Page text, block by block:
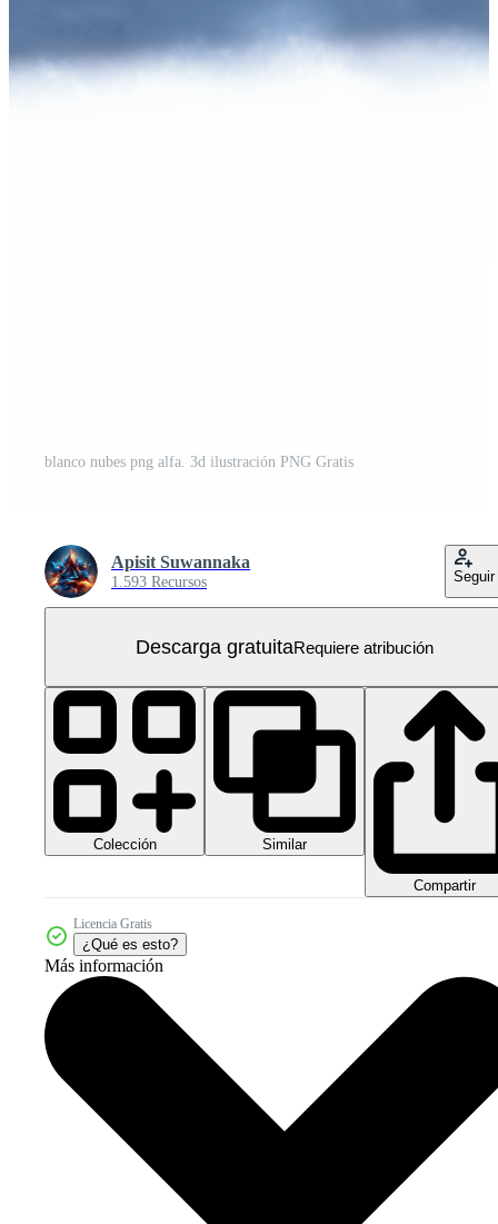
blanco nubes png alfa. 3d ilustración PNG Gratis
Apisit Suwannaka
1.593 Recursos Seguir
Descarga gratuitaRequiere atribución
Colección Similar
Compartir
Licencia Gratis
¿Qué es esto?
Más información